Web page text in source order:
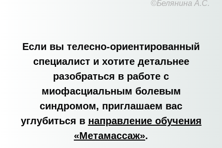
©Белянина А.С.
Если вы телесно-ориентированный
специалист и хотите детальнее
разобраться в работе с
миофасциальным болевым
синдромом, приглашаем вас
углубиться в направление обучения
«Метамассаж».